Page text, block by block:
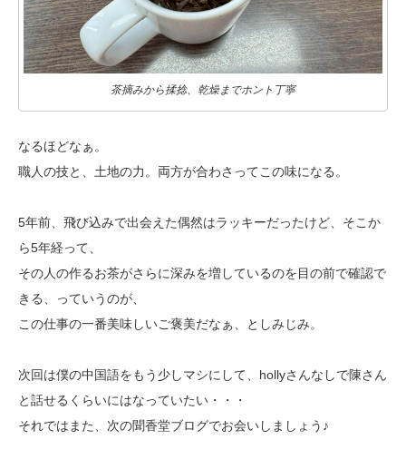
茶摘みから揉捻、乾燥までホント丁寧
なるほどなぁ。
職人の技と、土地の力。両方が合わさってこの味になる。
5年前、飛び込みで出会えた偶然はラッキーだったけど、 そこか
ら5年経って、
その人の作るお茶がさらに深みを増しているのを目の前で確認で
きる、っていうのが、
この仕事の一番美味しいご褒美だなぁ、としみじみ。
次回は僕の中国語をもう少しマシにして、hollyさんなしで陳さん
と話せるくらいにはなっていたい・・・
それではまた、次の聞香堂ブログでお会いしましょう♪